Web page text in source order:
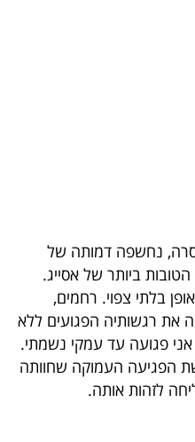
נחשפה דמותה של
ביותר של אסייג.
בלתי צפוי. רחמים,
את רגשותיה הפגועים ללא
פגועה עד עמקי נשמתי.
הפגיעה העמוקה שחוותה
לזהות אותה.